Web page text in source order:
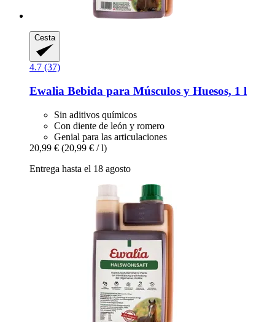
Cesta
4.7 (37)
Ewalia Bebida para Músculos y Huesos, 1 l
Sin aditivos químicos
Con diente de león y romero
Genial para las articulaciones
20,99 € (20,99 € / l)
Entrega hasta el 18 agosto